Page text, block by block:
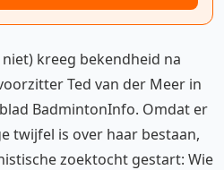
kreeg bekendheid na
Ted van der Meer in
BadmintonInfo. Omdat er
twijfel is over haar bestaan,
zoektocht gestart: Wie